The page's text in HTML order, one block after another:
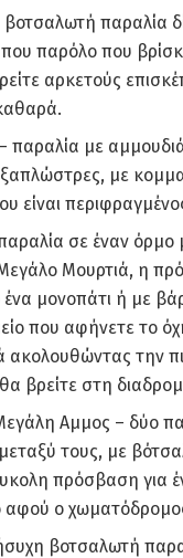
παραλία
παρόλο που
αρκετούς
παραλία με
με
είναι
σε έναν όρμο
Μουρτιά, η
ένα μονοπάτι ή με
που αφήνετε το
ακολουθώντας την
βρείτε στη
Αμμος – δύο
τους, με
πρόσβαση για
αφού ο
βοτσαλωτή